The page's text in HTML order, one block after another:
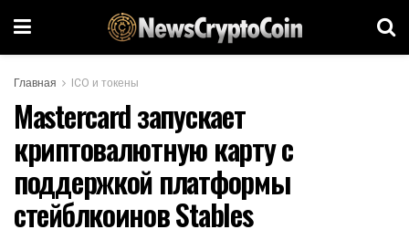
Главная ICO и токены
Mastercard запускает
криптовалютную карту с
поддержкой платформы
стейблкоинов Stables